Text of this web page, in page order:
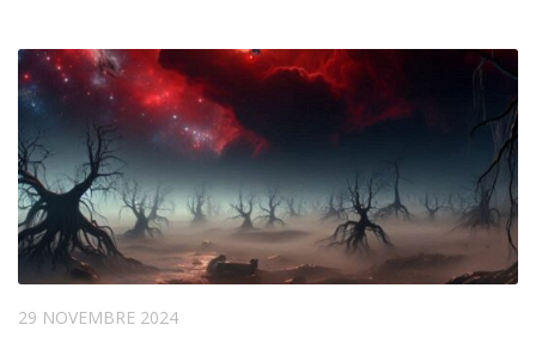
29 NOVEMBRE 2024